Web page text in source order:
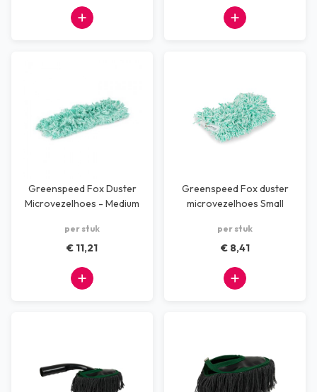
Greenspeed Fox Duster
Microvezelhoes - Medium
per stuk
€ 11,21
Greenspeed Fox duster
microvezelhoes Small
per stuk
€ 8,41